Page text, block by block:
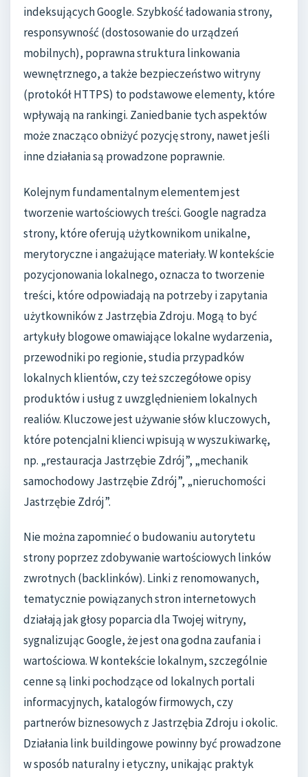
indeksujących Google. Szybkość ładowania strony,
responsywność (dostosowanie do urządzeń
mobilnych), poprawna struktura linkowania
wewnętrznego, a także bezpieczeństwo witryny
(protokół HTTPS) to podstawowe elementy, które
wpływają na rankingi. Zaniedbanie tych aspektów
może znacząco obniżyć pozycję strony, nawet jeśli
inne działania są prowadzone poprawnie.
Kolejnym fundamentalnym elementem jest
tworzenie wartościowych treści. Google nagradza
strony, które oferują użytkownikom unikalne,
merytoryczne i angażujące materiały. W kontekście
pozycjonowania lokalnego, oznacza to tworzenie
treści, które odpowiadają na potrzeby i zapytania
użytkowników z Jastrzębia Zdroju. Mogą to być
artykuły blogowe omawiające lokalne wydarzenia,
przewodniki po regionie, studia przypadków
lokalnych klientów, czy też szczegółowe opisy
produktów i usług z uwzględnieniem lokalnych
realiów. Kluczowe jest używanie słów kluczowych,
które potencjalni klienci wpisują w wyszukiwarkę,
np. „restauracja Jastrzębie Zdrój”, „mechanik
samochodowy Jastrzębie Zdrój”, „nieruchomości
Jastrzębie Zdrój”.
Nie można zapomnieć o budowaniu autorytetu
strony poprzez zdobywanie wartościowych linków
zwrotnych (backlinków). Linki z renomowanych,
tematycznie powiązanych stron internetowych
działają jak głosy poparcia dla Twojej witryny,
sygnalizując Google, że jest ona godna zaufania i
wartościowa. W kontekście lokalnym, szczególnie
cenne są linki pochodzące od lokalnych portali
informacyjnych, katalogów firmowych, czy
partnerów biznesowych z Jastrzębia Zdroju i okolic.
Działania link buildingowe powinny być prowadzone
w sposób naturalny i etyczny, unikając praktyk